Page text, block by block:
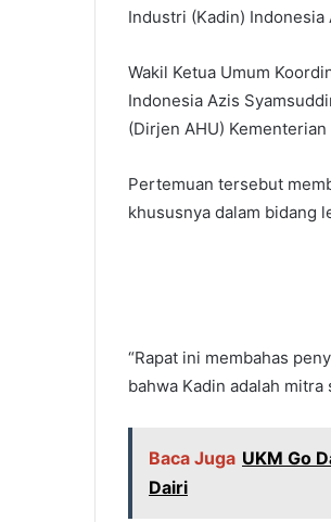
Industri (Kadin) Indonesia
Wakil Ketua Umum
Indonesia Azis
(Dirjen AHU)
Pertemuan tersebut
khususnya dalam bidang
“Rapat ini membahas
bahwa Kadin adalah
Baca Juga UKM Go
Dairi